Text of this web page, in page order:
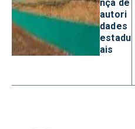
nça de
autori
dades
estadu
ais